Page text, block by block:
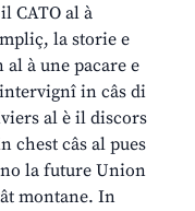
CATO al à
la storie e
à une pacare e
in câs di
al è il discors
chest câs al pues
la future Union
montane. In